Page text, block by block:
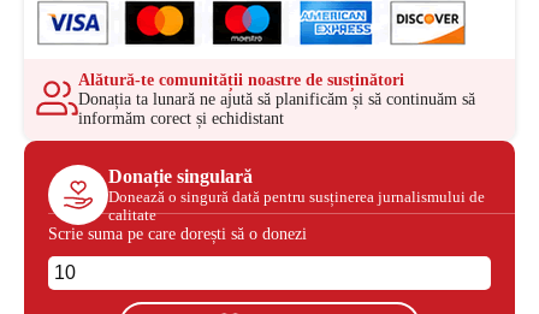
Alătură-te comunității noastre de susținători
Donația ta lunară ne ajută să planificăm și să continuăm să
informăm corect și echidistant
Donație singulară
Donează o singură dată pentru susținerea jurnalismului de
calitate
Scrie suma pe care dorești să o donezi